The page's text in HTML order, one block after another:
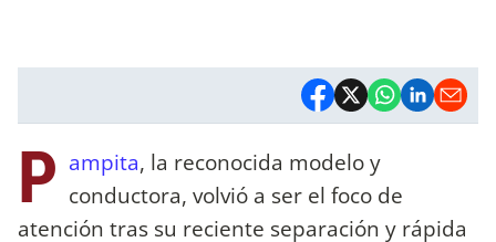
P ampita, la reconocida modelo y
conductora, volvió a ser el foco de
atención tras su reciente separación y rápida